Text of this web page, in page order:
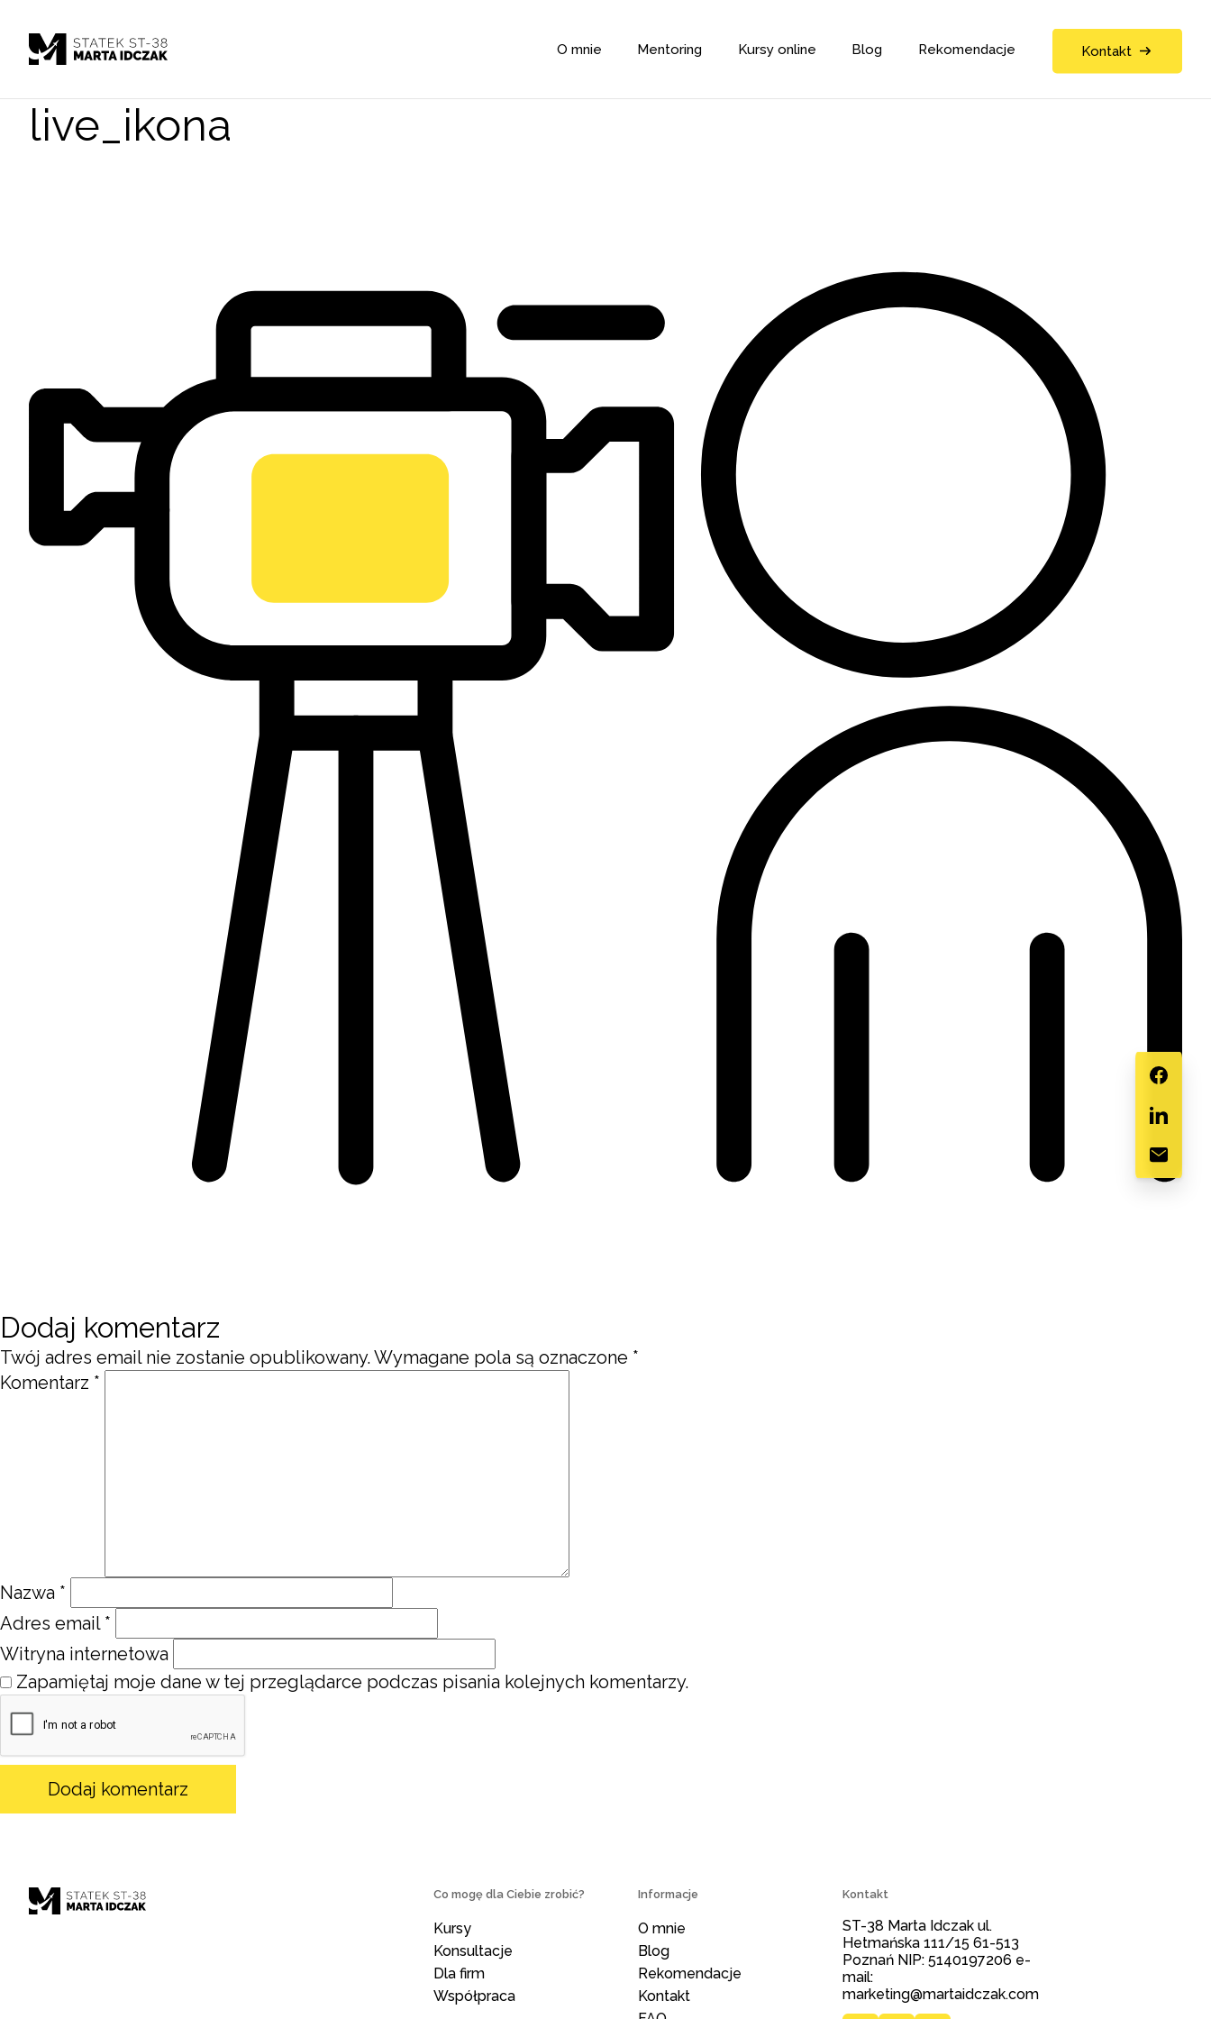
O mnie Mentoring Kursy online Blog Rekomendacje Kontakt
live_ikona
Dodaj komentarz
Twój adres email nie zostanie opublikowany.Wymagane pola są oznaczone *
Komentarz *
Nazwa *
Adres email *
Witryna internetowa
Zapamiętaj moje dane w tej przeglądarce podczas pisania kolejnych komentarzy.
Co mogę dla Ciebie zrobić?
Kursy
Konsultacje
Dla firm
Współpraca
Informacje
O mnie
Blog
Rekomendacje
Kontakt
Kontakt
ST-38 Marta Idczak ul.
Hetmańska 111/15 61-513
Poznań NIP: 5140197206 e-
mail:
marketing@martaidczak.com